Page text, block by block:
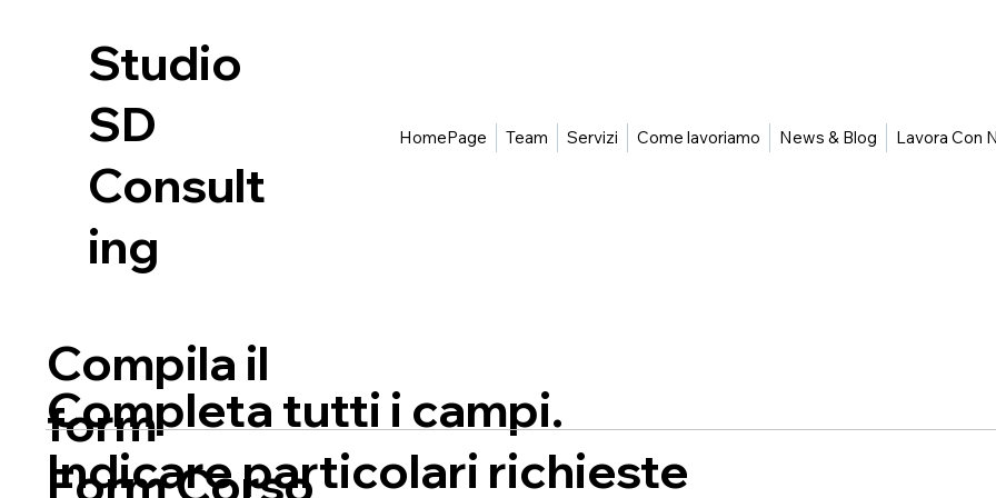
Studio
SD
Consult
ing
HomePage Team Servizi Come lavoriamo News & Blog Lavora Con
Compila il
form
Completa tutti i campi.
Indicare particolari richieste
Form Corso